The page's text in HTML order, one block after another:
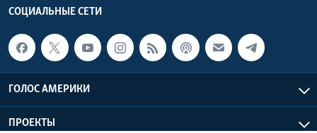
СОЦИАЛЬНЫЕ СЕТИ
ГОЛОС АМЕРИКИ
ПРОЕКТЫ